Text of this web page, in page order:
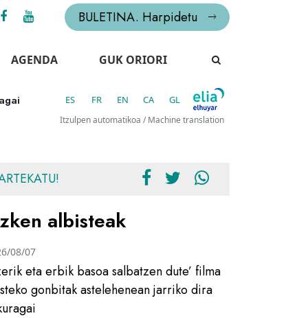
BULETINA. Harpidetu
AGENDA GUK ORIORI
ES FR EN CA GL
Itzulpen automatikoa / Machine translation
albisteak
eta erbik basoa salbatzen dute’ filma
gonbitak astelehenean jarriko dira
08/07